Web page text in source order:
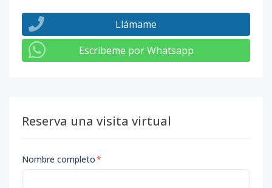
Llámame
Escribeme por Whatsapp
Reserva una visita virtual
Nombre completo*